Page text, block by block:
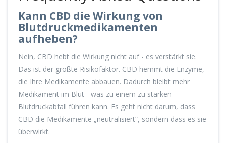
Kann CBD die Wirkung von
Blutdruckmedikamenten
aufheben?
Nein, CBD hebt die Wirkung nicht auf - es verstärkt sie.
Das ist der größte Risikofaktor. CBD hemmt die Enzyme,
die Ihre Medikamente abbauen. Dadurch bleibt mehr
Medikament im Blut - was zu einem zu starken
Blutdruckabfall führen kann. Es geht nicht darum, dass
CBD die Medikamente „neutralisiert“, sondern dass es sie
überwirkt.